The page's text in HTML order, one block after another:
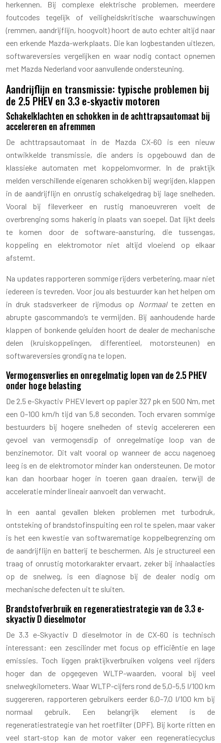
herkennen. Bij complexe elektrische problemen, meerdere
foutcodes tegelijk of veiligheidskritische waarschuwingen
(remmen, aandrijflijn, hoogvolt) hoort de auto echter altijd naar
een erkende Mazda-werkplaats. Die kan logbestanden uitlezen,
softwareversies vergelijken en waar nodig contact opnemen
met Mazda Nederland voor aanvullende ondersteuning.
Aandrijflijn en transmissie: typische problemen bij
de 2.5 PHEV en 3.3 e-skyactiv motoren
Schakelklachten en schokken in de achttrapsautomaat bij
accelereren en afremmen
De achttrapsautomaat in de Mazda CX-60 is een nieuw
ontwikkelde transmissie, die anders is opgebouwd dan de
klassieke automaten met koppelomvormer. In de praktijk
melden verschillende eigenaren schokken bij wegrijden, klappen
in de aandrijflijn en onrustig schakelgedrag bij lage snelheden.
Vooral bij fileverkeer en rustig manoeuvreren voelt de
overbrenging soms hakerig in plaats van soepel. Dat lijkt deels
te komen door de software-aansturing, die tussengas,
koppeling en elektromotor niet altijd vloeiend op elkaar
afstemt.
Na updates rapporteren sommige rijders verbetering, maar niet
iedereen is tevreden. Voor jou als bestuurder kan het helpen om
in druk stadsverkeer de rijmodus op Normaalte zetten en
abrupte gascommando’s te vermijden. Bij aanhoudende harde
klappen of bonkende geluiden hoort de dealer de mechanische
delen (kruiskoppelingen, differentieel, motorsteunen) en
softwareversies grondig na te lopen.
Vermogensverlies en onregelmatig lopen van de 2.5 PHEV
onder hoge belasting
De 2.5 e-Skyactiv PHEV levert op papier 327 pk en 500 Nm, met
een 0–100 km/h tijd van 5,8 seconden. Toch ervaren sommige
bestuurders bij hogere snelheden of stevig accelereren een
gevoel van vermogensdip of onregelmatige loop van de
benzinemotor. Dit valt vooral op wanneer de accu nagenoeg
leeg is en de elektromotor minder kan ondersteunen. De motor
kan dan hoorbaar hoger in toeren gaan draaien, terwijl de
acceleratie minder lineair aanvoelt dan verwacht.
In een aantal gevallen bleken problemen met turbodruk,
ontsteking of brandstofinspuiting een rol te spelen, maar vaker
is het een kwestie van softwarematige koppelbegrenzing om
de aandrijflijn en batterij te beschermen. Als je structureel een
traag of onrustig motorkarakter ervaart, zeker bij inhaalacties
op de snelweg, is een diagnose bij de dealer nodig om
mechanische defecten uit te sluiten.
Brandstofverbruik en regeneratiestrategie van de 3.3 e-
skyactiv D dieselmotor
De 3.3 e-Skyactiv D dieselmotor in de CX-60 is technisch
interessant: een zescilinder met focus op efficiëntie en lage
emissies. Toch liggen praktijkverbruiken volgens veel rijders
hoger dan de opgegeven WLTP-waarden, vooral bij veel
snelwegkilometers. Waar WLTP-cijfers rond de 5,0–5,5 l/100 km
suggereren, rapporteren gebruikers eerder 6,0–7,0 l/100 km bij
normaal gebruik. Een belangrijk element is de
regeneratiestrategie van het roetfilter (DPF). Bij korte ritten en
veel start-stop kan de motor vaker een regeneratiecyclus